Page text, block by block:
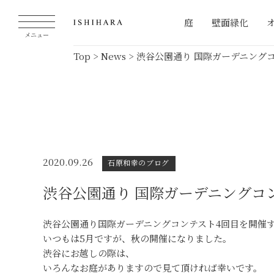
メニュー
庭 壁面緑化
Top > News > 渋谷公園通り 国際ガーデニング
2020.09.26 石原和幸のブログ
渋谷公園通り 国際ガーデニングコ
渋谷公園通り国際ガーデニングコンテスト4回目を開催
いつもは5月ですが、秋の開催になりました。
渋谷にお越しの際は、
いろんなお庭がありますので見て頂ければ幸いです。